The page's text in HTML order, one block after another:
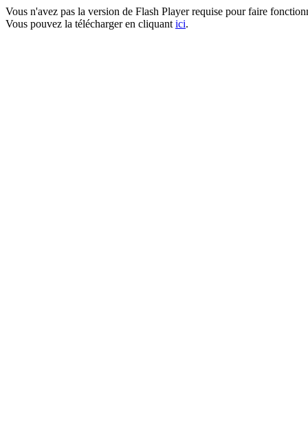
Vous n'avez pas la version de Flash Player requise pour faire
Vous pouvez la télécharger en cliquant ici.